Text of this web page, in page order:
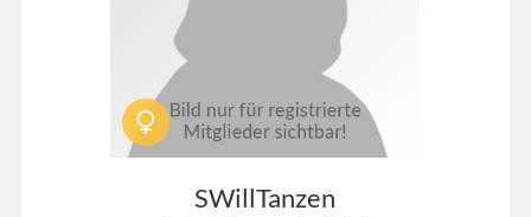
SWillTanzen